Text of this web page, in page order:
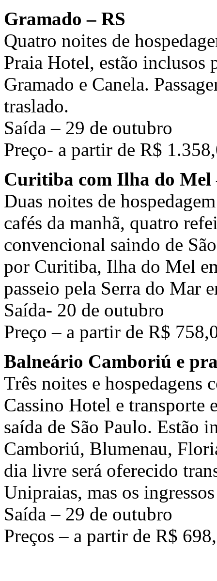
Gramado – RS
Quatro noites de
Praia Hotel, estão inclusos
Gramado e Canela.
traslado.
Saída – 29 de outubro
Preço- a partir de R$
Curitiba com Ilha do Mel
Duas noites de
cafés da manhã, quatro
convencional saindo de
por Curitiba, Ilha do Mel
passeio pela Serra do Mar
Saída- 20 de outubro
Preço – a partir de R$
Balneário Camboriú e
Três noites e hospedagens
Cassino Hotel e transporte
saída de São Paulo. Estão
Camboriú, Blumenau,
dia livre será oferecido
Unipraias, mas os
Saída – 29 de outubro
Preços – a partir de R$